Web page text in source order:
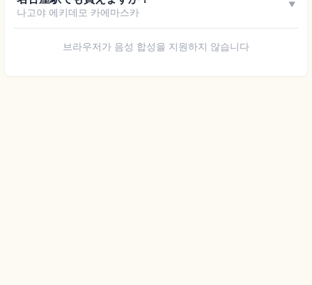
나고야 에키데모 카에마스카
▼
브라우저가 음성 합성을 지원하지 않습니다